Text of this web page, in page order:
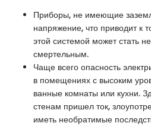
Приборы, не имеющие
напряжение, что приводит к
этой системой может стать
смертельным.
Чаще всего опасность
в помещениях с высоким
ванные комнаты или кухни.
стенам пришел ток,
иметь необратимые